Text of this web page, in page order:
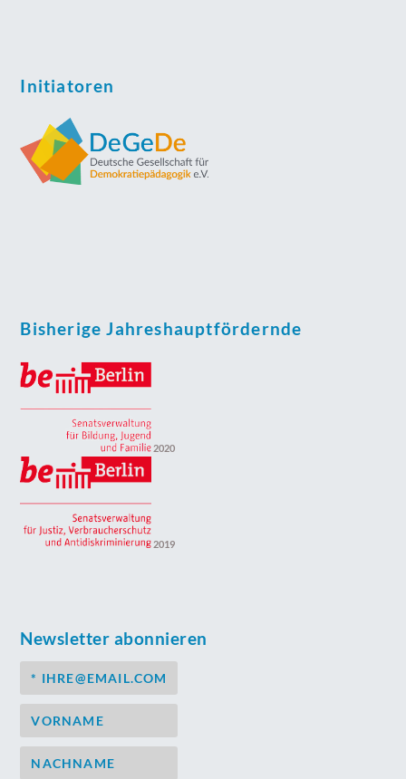
Initiatoren
Bisherige Jahreshauptfördernde
2020
2019
Newsletter abonnieren